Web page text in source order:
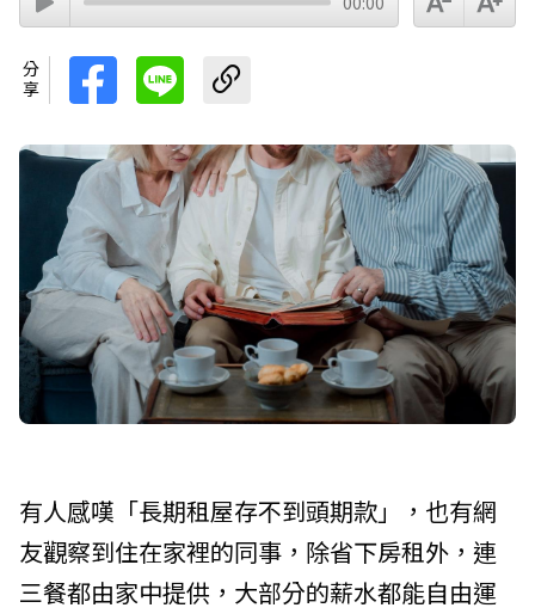
分享
有人感嘆「長期租屋存不到頭期款」，也有網
友觀察到住在家裡的同事，除省下房租外，連
三餐都由家中提供，大部分的薪水都能自由運